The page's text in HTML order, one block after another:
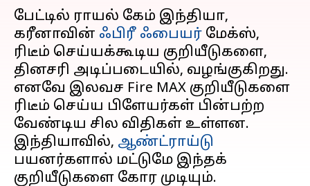
பேட்டில் ராயல் கேம் இந்தியா,
கரீனாவின் ஃபிரீ ஃபையர் மேக்ஸ்,
ரிடீம் செய்யக்கூடிய குறியீடுகளை,
தினசரி அடிப்படையில், வழங்குகிறது.
எனவே இலவச Fire MAX குறியீடுகளை
ரிடீம் செய்ய பிளேயர்கள் பின்பற்ற
வேண்டிய சில விதிகள் உள்ளன.
இந்தியாவில், ஆண்ட்ராய்டு
பயனர்களால் மட்டுமே இந்தக்
குறியீடுகளை கோர முடியும்.